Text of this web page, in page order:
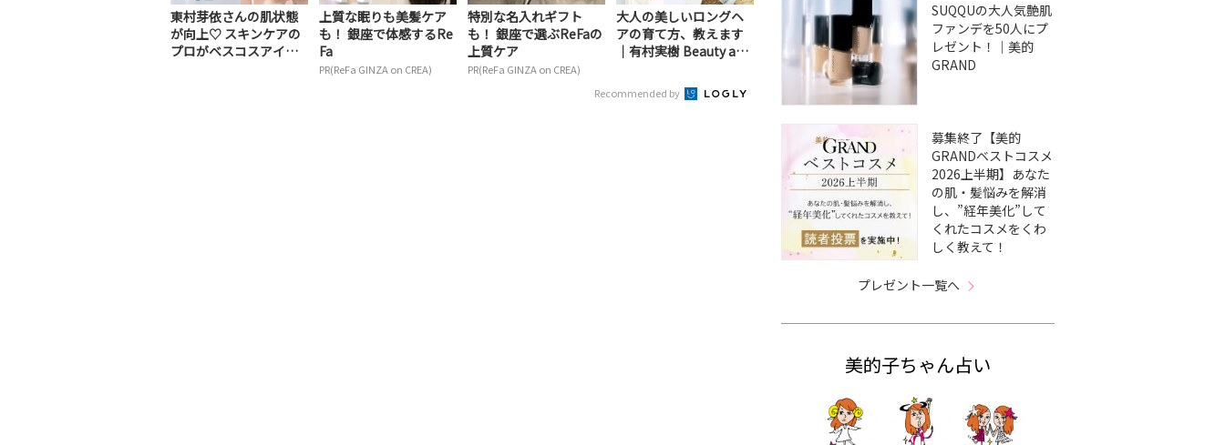
東村芽依さんの肌状態
が向上♡ スキンケアの
プロがベスコスアイテ
上質な眠りも美髪ケア
も！ 銀座で体感するRe
Fa
PR(ReFa GINZA on CREA)
特別な名入れギフト
も！ 銀座で選ぶReFaの
上質ケア
PR(ReFa GINZA on CREA)
大人の美しいロングヘ
アの育て方、教えます
│有村実樹 Beauty as I
Recommended by
SUQQUの大人気艶肌
ファンデを50人にプ
レゼント！｜美的
GRAND
募集終了【美的
GRANDベストコスメ
2026上半期】あなた
の肌・髪悩みを解消
し、”経年美化”して
くれたコスメをくわ
しく教えて！
プレゼント一覧へ
美的子ちゃん占い